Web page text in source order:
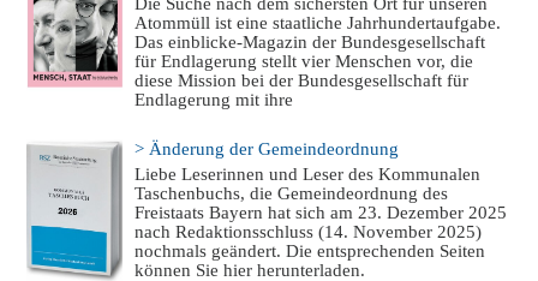
Atommüll ist eine staatliche Jahrhundertaufgabe.
Das einblicke-Magazin der Bundesgesellschaft
für Endlagerung stellt vier Menschen vor, die
diese Mission bei der Bundesgesellschaft für
Endlagerung mit ihre
> Änderung der Gemeindeordnung
Liebe Leserinnen und Leser des Kommunalen
Taschenbuchs, die Gemeindeordnung des
Freistaats Bayern hat sich am 23. Dezember 2025
nach Redaktionsschluss (14. November 2025)
nochmals geändert. Die entsprechenden Seiten
können Sie hier herunterladen.